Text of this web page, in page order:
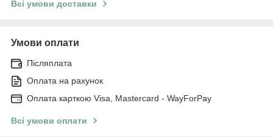
Всі умови доставки
Умови оплати
Післяплата
Оплата на рахунок
Оплата карткою Visa, Mastercard - WayForPay
Всі умови оплати